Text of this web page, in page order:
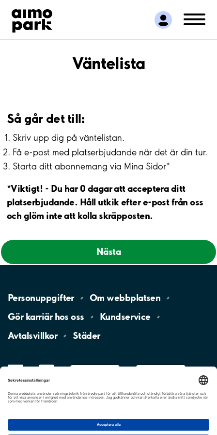
Hitta parkering
Samarbete
Kundservice
Om Aimo ParkVäntelista
Så går det till:
Skriv upp dig på väntelistan.
Få e-post med platserbjudande när det är din tur.
Starta ditt abonnemang via Mina Sidor*
*Viktigt! - Du har 0 dagar att acceptera ditt
platserbjudande. Håll utkik efter e-post från oss
och glöm inte att kolla skräpposten.
Nästa
Personuppgifter Omwebbplatsen
Gör karriär hososs
Kundservice
Avtalsvillkor
Städer